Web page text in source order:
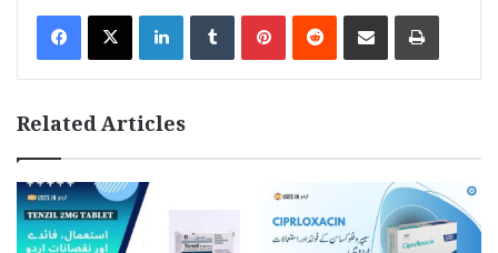
LinkedInTumblrPinterestReddit Share via Email Print
Related Articles